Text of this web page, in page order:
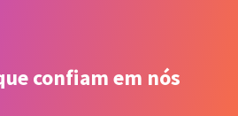
confiam em nós